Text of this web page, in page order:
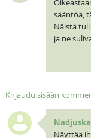
sääntöä,
Näistä
ja ne
Kirjaudu sisään
Nadjuska
Näyttää